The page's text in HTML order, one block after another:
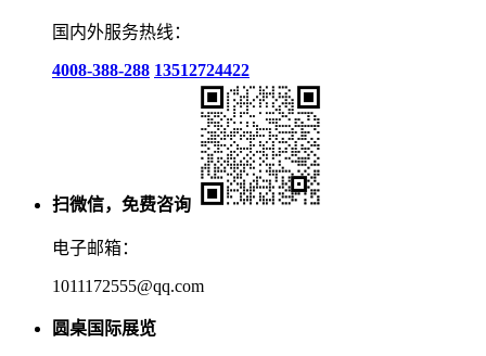
国内外服务热线：
4008-388-288 13512724422
扫微信，免费咨询
电子邮箱：
1011172555@qq.com
圆桌国际展览